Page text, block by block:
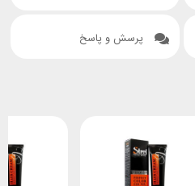
پرسش و پاسخ